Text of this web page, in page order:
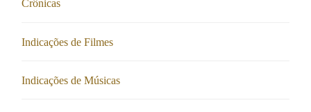
Crônicas
Indicações de Filmes
Indicações de Músicas